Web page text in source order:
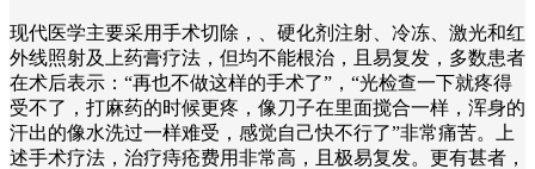
现代医学主要采用手术切除，、硬化剂注射、冷冻、激光和红
外线照射及上药膏疗法，但均不能根治，且易复发，多数患者
在术后表示：“再也不做这样的手术了”，“光检查一下就疼得
受不了，打麻药的时候更疼，像刀子在里面搅合一样，浑身的
汗出的像水洗过一样难受，感觉自己快不行了”非常痛苦。上
述手术疗法，治疗痔疮费用非常高，且极易复发。更有甚者，